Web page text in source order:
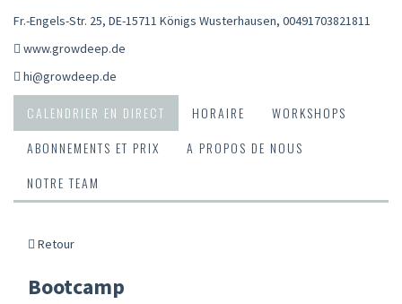
Fr.-Engels-Str. 25, DE-15711 Königs Wusterhausen, 00491703821811
www.growdeep.de
hi@growdeep.de
CALENDRIER EN DIRECT HORAIRE
WORKSHOPS
ABONNEMENTS ET PRIX
A PROPOS DE NOUS
NOTRE TEAM
Retour
Bootcamp